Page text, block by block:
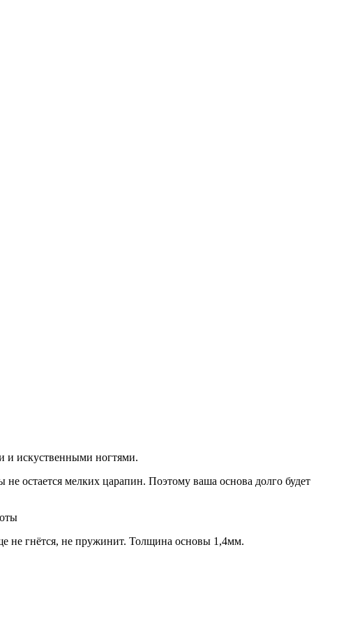
и искуственными ногтями.
остается мелких царапин. Поэтому ваша основа долго будет
не гнётся, не пружинит. Толщина основы 1,4мм.